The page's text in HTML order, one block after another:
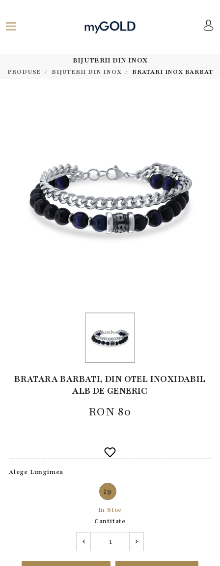
BIJUTERII DIN INOX
PRODUSE BIJUTERII DIN INOX BRATARI INOX BARBAT
BRATARA BARBATI, DIN OTEL INOXIDABIL
ALB DE GENERIC
RON 80
Alege Lungimea
19
In Stoc
Cantitate